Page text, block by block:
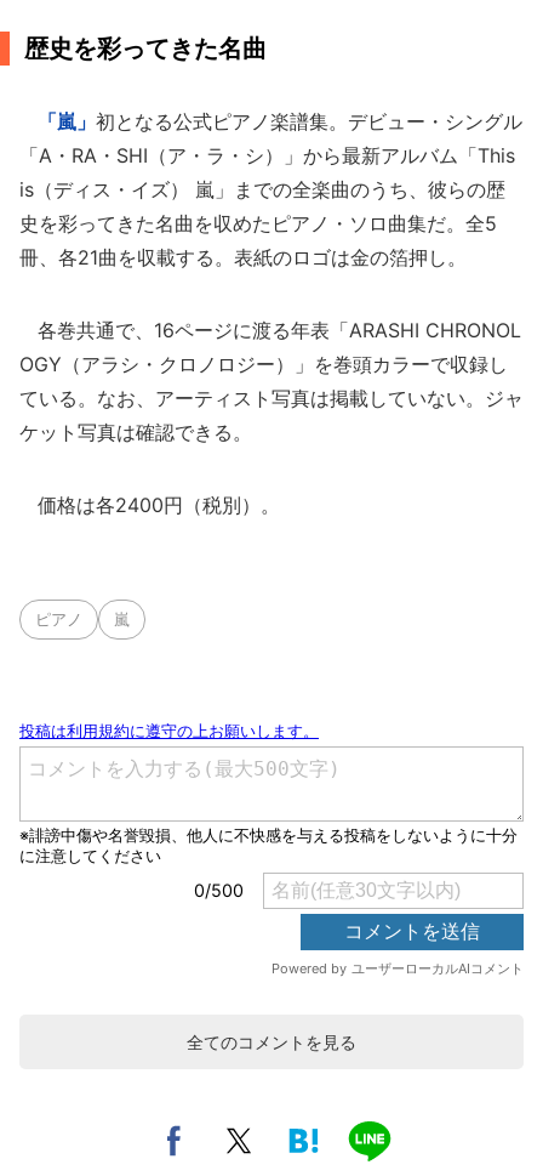
歴史を彩ってきた名曲
「嵐」 初となる公式ピアノ楽譜集。デビュー・シングル
「A・RA・SHI（ア・ラ・シ）」から最新アルバム「This
is（ディス・イズ） 嵐」までの全楽曲のうち、彼らの歴
史を彩ってきた名曲を収めたピアノ・ソロ曲集だ。全5
冊、各21曲を収載する。表紙のロゴは金の箔押し。
各巻共通で、16ページに渡る年表「ARASHI CHRONOL
OGY（アラシ・クロノロジー）」を巻頭カラーで収録し
ている。なお、アーティスト写真は掲載していない。ジャ
ケット写真は確認できる。
価格は各2400円（税別）。
ピアノ 嵐
全てのコメントを見る